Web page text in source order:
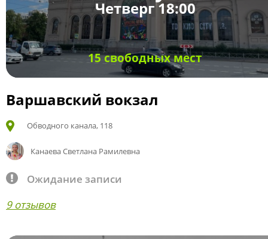
Четверг 18:00
15 свободных мест
Варшавский вокзал
Обводного канала, 118
Канаева Светлана Рамилевна
Ожидание записи
9 отзывов